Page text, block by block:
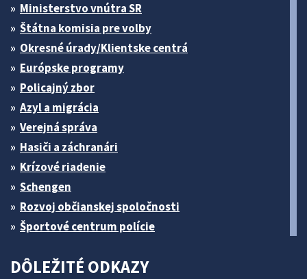
Ministerstvo vnútra SR
Štátna komisia pre volby
Okresné úrady/Klientske centrá
Európske programy
Policajný zbor
Azyl a migrácia
Verejná správa
Hasiči a záchranári
Krízové riadenie
Schengen
Rozvoj občianskej spoločnosti
Športové centrum polície
DÔLEŽITÉ ODKAZY